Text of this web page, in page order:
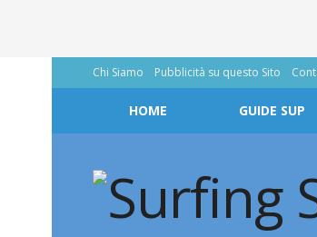
Chi Siamo Pubblicità su questo Sito
HOME GUIDE SUP